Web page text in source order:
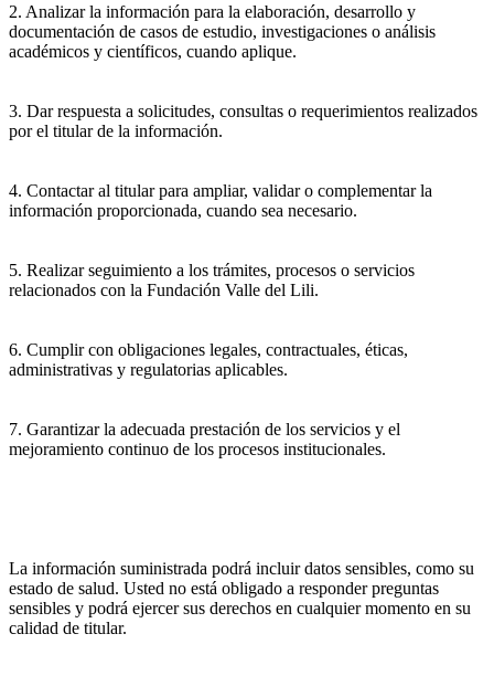
2. Analizar la información para la elaboración, desarrollo y
documentación de casos de estudio, investigaciones o análisis
académicos y científicos, cuando aplique.
3. Dar respuesta a solicitudes, consultas o requerimientos realizados
por el titular de la información.
4. Contactar al titular para ampliar, validar o complementar la
información proporcionada, cuando sea necesario.
5. Realizar seguimiento a los trámites, procesos o servicios
relacionados con la Fundación Valle del Lili.
6. Cumplir con obligaciones legales, contractuales, éticas,
administrativas y regulatorias aplicables.
7. Garantizar la adecuada prestación de los servicios y el
mejoramiento continuo de los procesos institucionales.
La información suministrada podrá incluir datos sensibles, como su
estado de salud. Usted no está obligado a responder preguntas
sensibles y podrá ejercer sus derechos en cualquier momento en su
calidad de titular.